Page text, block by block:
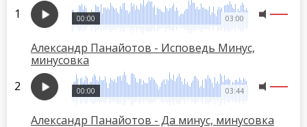
03:00
00:00
Александр Панайотов - Исповедь Минус,
минусовка
03:44
00:00
Александр Панайотов - Да минус, минусовка